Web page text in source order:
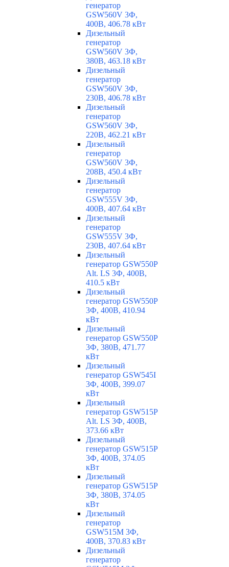
генератор
GSW560V 3Ф,
400В, 406.78 кВт
Дизельный
генератор
GSW560V 3Ф,
380В, 463.18 кВт
Дизельный
генератор
GSW560V 3Ф,
230В, 406.78 кВт
Дизельный
генератор
GSW560V 3Ф,
220В, 462.21 кВт
Дизельный
генератор
GSW560V 3Ф,
208В, 450.4 кВт
Дизельный
генератор
GSW555V 3Ф,
400В, 407.64 кВт
Дизельный
генератор
GSW555V 3Ф,
230В, 407.64 кВт
Дизельный
генератор GSW550P
Alt. LS 3Ф, 400В,
410.5 кВт
Дизельный
генератор GSW550P
3Ф, 400В, 410.94
кВт
Дизельный
генератор GSW550P
3Ф, 380В, 471.77
кВт
Дизельный
генератор GSW545I
3Ф, 400В, 399.07
кВт
Дизельный
генератор GSW515P
Alt. LS 3Ф, 400В,
373.66 кВт
Дизельный
генератор GSW515P
3Ф, 400В, 374.05
кВт
Дизельный
генератор GSW515P
3Ф, 380В, 374.05
кВт
Дизельный
генератор
GSW515M 3Ф,
400В, 370.83 кВт
Дизельный
генератор